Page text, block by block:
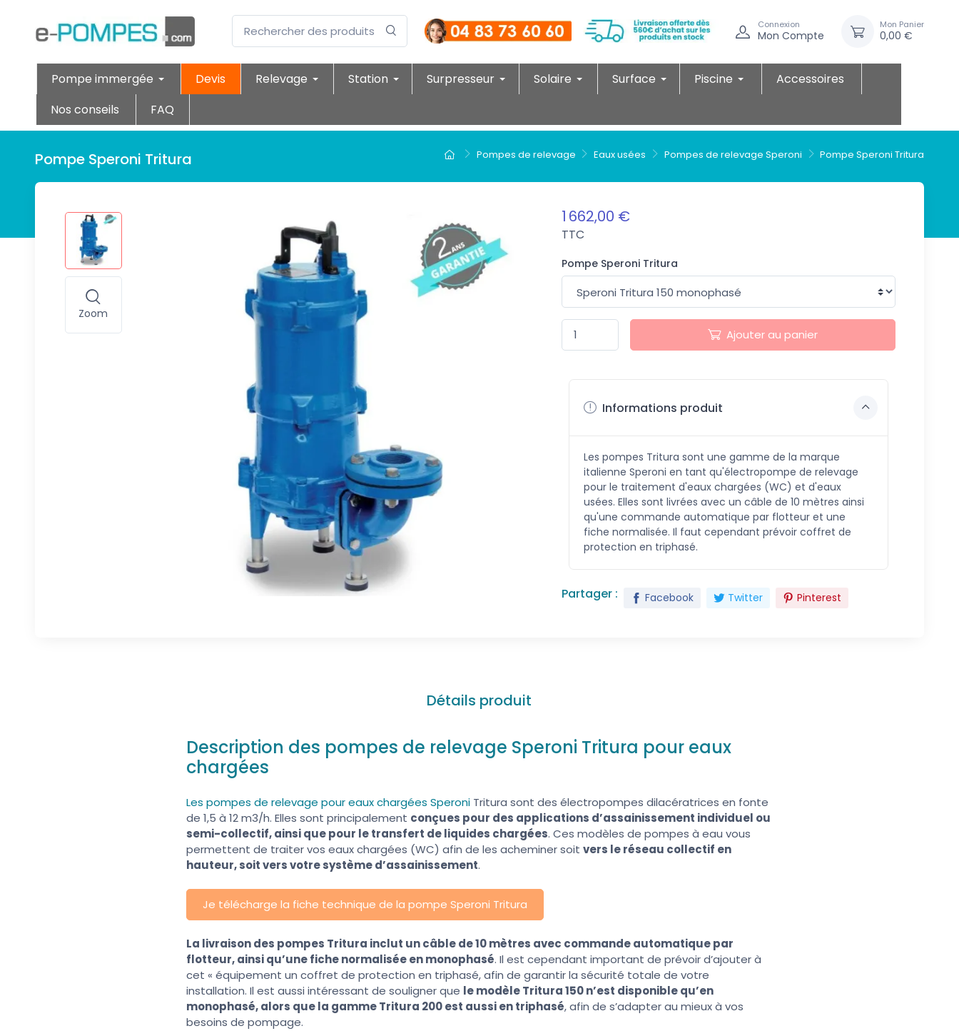
Connexion
Mon Compte
Mon Panier
0,00 €
Pompe immergée Devis Relevage Station Surpresseur Solaire Surface Piscine
Accessoires
Nos conseils
FAQ
Pompes de relevage Eaux usées Pompes de relevage Speroni Pompe Speroni Tritura
Pompe Speroni Tritura
Zoom
1 662,00 €
TTC
Pompe Speroni Tritura
Ajouter au panier
Informations produit
Les pompes Tritura sont une gamme de la marque
italienne Speroni en tant qu'électropompe de relevage
pour le traitement d'eaux chargées (WC) et d'eaux
usées. Elles sont livrées avec un câble de 10 mètres ainsi
qu'une commande automatique par flotteur et une
fiche normalisée. Il faut cependant prévoir coffret de
protection en triphasé.
Partager : Facebook Twitter Pinterest
Détails produit
Description des pompes de relevage Speroni Tritura pour eaux
chargées
Les pompes de relevage pour eaux chargées Speroni Tritura sont des électropompes dilacératrices en fonte
de 1,5 à 12 m3/h. Elles sont principalement conçues pour des applications d’assainissement individuel ou
semi-collectif, ainsi que pour le transfert de liquides chargées. Ces modèles de pompes à eau vous
permettent de traiter vos eaux chargées (WC) afin de les acheminer soitvers le réseau collectif en
hauteur, soit vers votre système d’assainissement.
Je télécharge la fiche technique de la pompe Speroni Tritura
La livraison des pompes Tritura inclut un câble de 10 mètres avec commande automatique par
flotteur, ainsi qu’une fiche normalisée en monophasé. Il est cependant important de prévoir d’ajouter à
cet « équipement un coffret de protection en triphasé, afin de garantir la sécurité totale de votre
installation. Il est aussi intéressant de souligner que le modèle Tritura 150 n’est disponible qu’en
monophasé, alors que la gamme Tritura 200 est aussi en triphasé, afin de s’adapter au mieux à vos
besoins de pompage.